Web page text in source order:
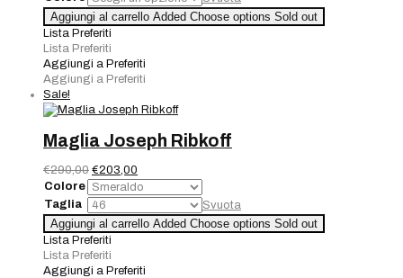
era:
€380,00.
è:
€304,00.
Abito
Joseph
Ribkoff
fantasia
rosa
quantità
Aggiungi al carrello Added Choose options Sold out
Lista Preferiti
Lista Preferiti
Aggiungi a Preferiti
Aggiungi a Preferiti
Sale!
Maglia Joseph Ribkoff
€290,00 Il
prezzo
originale
era:
€290,00.
€203,00
prezzo
attuale
è:
€203,00.
Colore
Taglia
Svuota
Maglia
Joseph
Ribkoff
quantità
Aggiungi al carrello Added Choose options Sold out
Lista Preferiti
Lista Preferiti
Aggiungi a Preferiti